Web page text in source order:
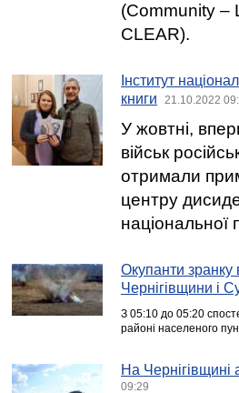
(Community –
CLEAR).
Інститут
книги
21.10.2022
У жовтні,
військ
отримали
центру
національної
Окупанти зранку
Чернігівщини і
З 05:10 до 05:20
районі населеного
На Чернігівщині
09:29